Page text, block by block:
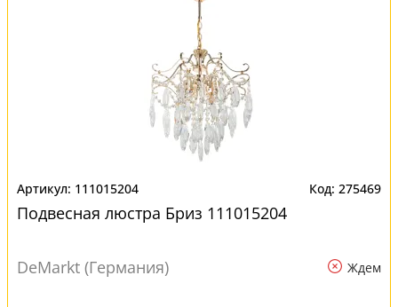
111015204 275469
Подвесная люстра Бриз 111015204
DeMarkt (Германия) Ждем